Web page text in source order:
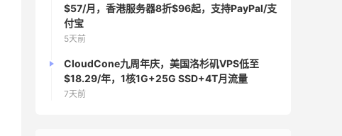
$57/月，香港服务器8折$96起，支持PayPal/支
付宝
5天前
CloudCone九周年庆，美国洛杉矶VPS低至
$18.29/年，1核1G+25G SSD+4T月流量
7天前